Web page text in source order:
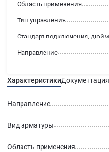
Направление
Область применения
Тип управления
Стандарт подключения, дюйм
ХарактеристикиДокументация
Направление
Вид арматуры
Область применения